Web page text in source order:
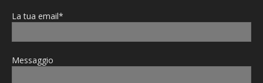
La tua email*
Messaggio